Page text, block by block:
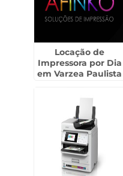
Locação de
Impressora por Dia
em Varzea Paulista